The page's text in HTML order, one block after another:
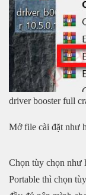
driver booster full
Mở file cài đặt như
Chọn tùy chọn như
Portable thì chọn